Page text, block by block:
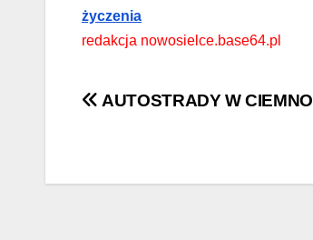
życzenia
redakcja nowosielce.base64.pl
Nawigacja
AUTOSTRADY W CIEMNO